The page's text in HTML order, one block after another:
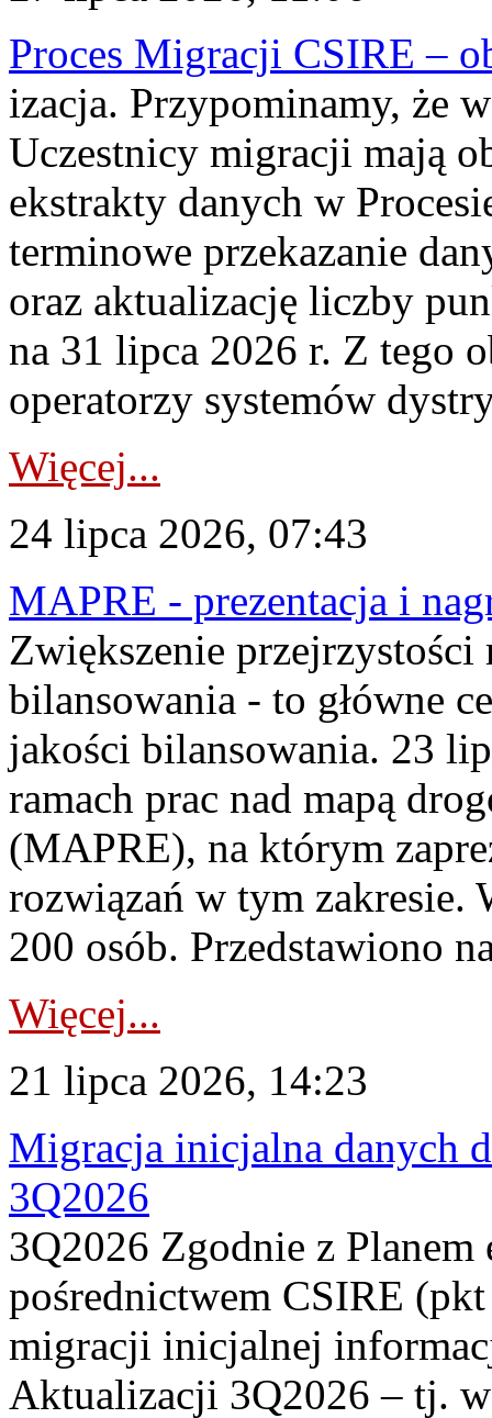
Proces Migracji CSIRE –
izacja. Przypominamy, że
Uczestnicy migracji mają
ekstrakty danych w
terminowe przekazanie
oraz aktualizację liczby
na 31 lipca 2026 r. Z tego
operatorzy systemów
Więcej...
24 lipca 2026, 07:43
MAPRE - prezentacja i
Zwiększenie
bilansowania - to główne
jakości bilansowania. 23
ramach prac nad mapą
(MAPRE), na którym
rozwiązań w tym zakresie.
200 osób. Przedstawiono
Więcej...
21 lipca 2026, 14:23
Migracja inicjalna danych
3Q2026
3Q2026 Zgodnie z
pośrednictwem CSIRE
migracji inicjalnej
Aktualizacji 3Q2026 – tj.